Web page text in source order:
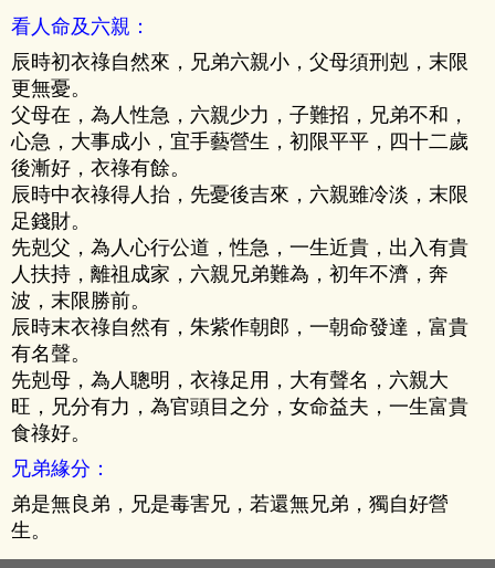
看人命及六親：
辰時初衣祿自然來，兄弟六親小，父母須刑剋，末限
更無憂。
父母在，為人性急，六親少力，子難招，兄弟不和，
心急，大事成小，宜手藝營生，初限平平，四十二歲
後漸好，衣祿有餘。
辰時中衣祿得人抬，先憂後吉來，六親雖冷淡，末限
足錢財。
先剋父，為人心行公道，性急，一生近貴，出入有貴
人扶持，離祖成家，六親兄弟難為，初年不濟，奔
波，末限勝前。
辰時末衣祿自然有，朱紫作朝郎，一朝命發達，富貴
有名聲。
先剋母，為人聰明，衣祿足用，大有聲名，六親大
旺，兄分有力，為官頭目之分，女命益夫，一生富貴
食祿好。
兄弟緣分：
弟是無良弟，兄是毒害兄，若還無兄弟，獨自好營
生。